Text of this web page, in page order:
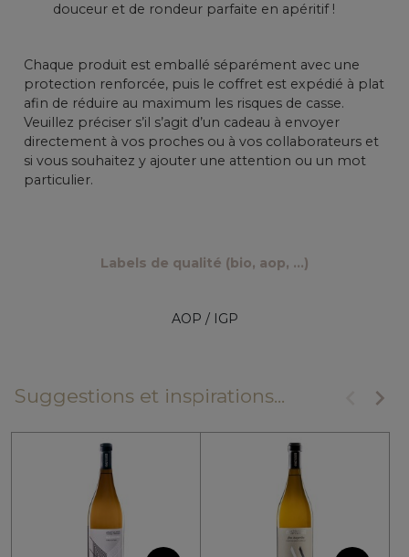
douceur et de rondeur parfaite en apéritif !
Chaque produit est emballé séparément avec une
protection renforcée, puis le coffret est expédié à plat
afin de réduire au maximum les risques de casse.
Veuillez préciser s’il s’agit d’un cadeau à envoyer
directement à vos proches ou à vos collaborateurs et
si vous souhaitez y ajouter une attention ou un mot
particulier.
Labels de qualité (bio, aop, ...)
AOP / IGP
Suggestions et inspirations... keyboard_arrow_right